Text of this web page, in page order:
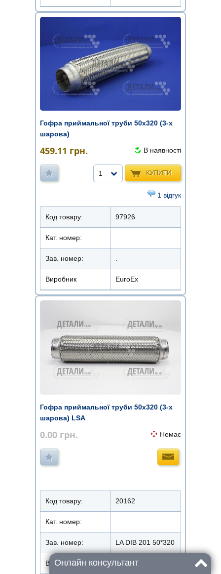
Гофра приймальної труби 50х320 (3-х
шарова)
459.11 грн. В наявності
КУПИТИ
1
1 відгук
Код товару: 97926
Кат. номер:
Зав. номер: .
Виробник EuroEx
Гофра приймальної труби 50х320 (3-х
шарова) LSA
0.00 грн. Немає
Код товару: 20162
Кат. номер:
Зав. номер: LA DIB 201 50*320
Виробник LSA
Онлайн консультант